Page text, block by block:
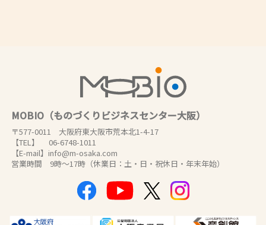
MOBIO（ものづくりビジネスセンター大阪）
〒577-0011 大阪府東大阪市荒本北1-4-17
【TEL】 06-6748-1011
【E-mail】info@m-osaka.com
営業時間 9時～17時（休業日：土・日・祝休日・年末年始）